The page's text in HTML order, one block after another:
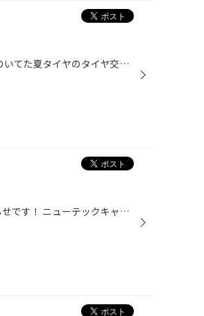
やっと… ホントにやっと春の陽気になってきました♪ 遠のいてた夏タイヤのタイヤ交換も始まってきました。 皆さんは、もう交換の予約はお済みですか？ 当店は予約を受け付けておりますので、 お待たせしません。 お問い合わせのお電話をお待ちしております。 夏タイヤがもうダメかも… という方も点検...
みなさんこんにちは！ 本日はニューキャンペーンのお知らせです！ ニューテックキャンペーン！！！ ニューテックのオイルを入れてくれたお客様に非売品ニューテックTシャツを プレゼントしちゃいます！！！ニューテックファンにはたまらないですね！！（笑） 気になる方は是非ご来店ください！！